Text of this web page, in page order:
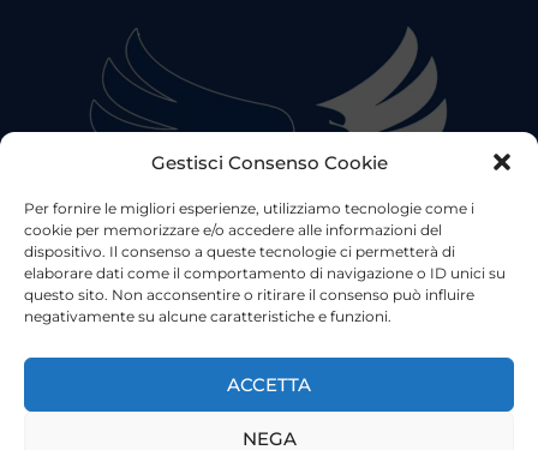
Gestisci Consenso Cookie
Per fornire le migliori esperienze, utilizziamo tecnologie come i
cookie per memorizzare e/o accedere alle informazioni del
dispositivo. Il consenso a queste tecnologie ci permetterà di
elaborare dati come il comportamento di navigazione o ID unici su
questo sito. Non acconsentire o ritirare il consenso può influire
negativamente su alcune caratteristiche e funzioni.
ACCETTA
NEGA
©2023 Tutti i diritti riservatiLazio Live TV